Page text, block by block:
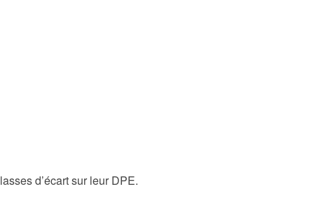
d’écart sur leur DPE.